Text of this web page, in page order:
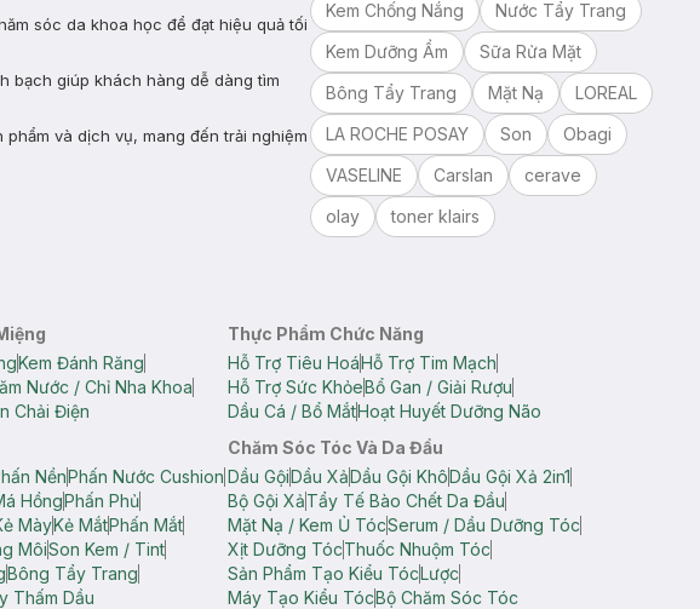
sóc da khoa học để đạt hiệu quả tối
bạch giúp khách hàng dễ dàng tìm
và dịch vụ, mang đến trải nghiệm
Kem Chống Nắng
Nước Tẩy Trang
Kem Dưỡng Ẩm
Sữa Rửa Mặt
Bông Tẩy Trang
Mặt Nạ
LOREAL
LA ROCHE POSAY
Son
Obagi
VASELINE
Carslan
cerave
olay
toner klairs
Kem Đánh Răng
Nước / Chỉ Nha Khoa
Chải Điện
Thực Phẩm Chức Năng
Hỗ Trợ Tiêu HoáHỗ Trợ Tim Mạch
Hỗ Trợ Sức KhỏeBổ Gan / Giải Rượu
Dầu Cá / Bổ MắtHoạt Huyết Dưỡng Não
NềnPhấn Nước Cushion
HồngPhấn Phủ
MàyKẻ MắtPhấn Mắt
MôiSon Kem / Tint
Bông Tẩy Trang
Thấm Dầu
Chăm Sóc Tóc Và Da Đầu
Dầu GộiDầu XảDầu Gội KhôDầu Gội Xả 2in1
Bộ Gội XảTẩy Tế Bào Chết Da Đầu
Mặt Nạ / Kem Ủ TócSerum / Dầu Dưỡng Tóc
Xịt Dưỡng TócThuốc Nhuộm Tóc
Sản Phẩm Tạo Kiểu TócLược
Máy Tạo Kiểu TócBộ Chăm Sóc Tóc